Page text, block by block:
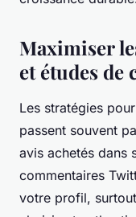
Maximiser
et études de
Les stratégies
passent souvent
avis achetés dans
commentaires
votre profil,